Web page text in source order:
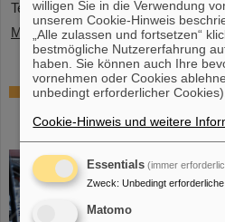
Teilchenbeschleunigeranlage
Mehr »
Gleichzeitige
Ringbeschleuniger
willigen Sie in die Verwendung
unserem Cookie-Hinweis
„Alle zulassen und fortsetzen“
bestmögliche Nutzererfahrung
haben. Sie können auch Ihre
vornehmen oder Cookies
unbedingt erforderlicher Cookies).
Cookie-Hinweis und weitere
Essentials (immer
Zweck: Unbedingt
Matomo